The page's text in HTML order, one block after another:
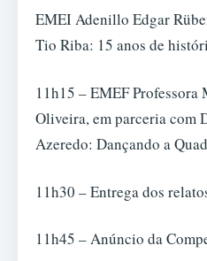
EMEI Adenillo Edgar
Tio Riba: 15 anos de
11h15 – EMEF Professora
Oliveira, em parceria com
Azeredo: Dançando a
11h30 – Entrega dos
11h45 – Anúncio da